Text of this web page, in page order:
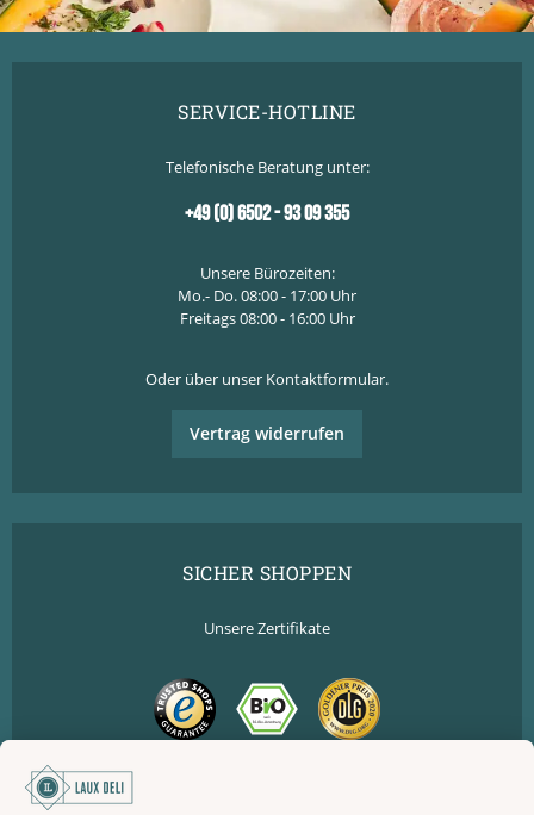
SERVICE-HOTLINE
Telefonische Beratung unter:
+49 (0) 6502 - 93 09 355
Unsere Bürozeiten:
Mo.- Do. 08:00 - 17:00 Uhr
Freitags 08:00 - 16:00 Uhr
Oder über unser Kontaktformular.
Vertrag widerrufen
SICHER SHOPPEN
Unsere Zertifikate